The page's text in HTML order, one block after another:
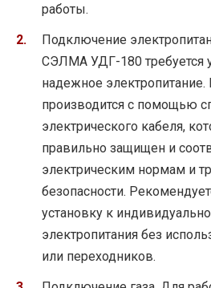
работы.
Подключение
СЭЛМА УДГ-180 требуется
надежное
производится с помощью
электрического кабеля,
правильно защищен и
электрическим нормам и
безопасности.
установку к
электропитания без
или переходников.